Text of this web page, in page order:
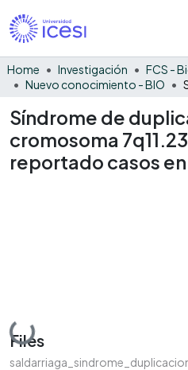
Home Investigación
FCS -
Nuevo conocimiento - BIO
Síndrome de
cromosoma
reportado casos
Loading...
Files